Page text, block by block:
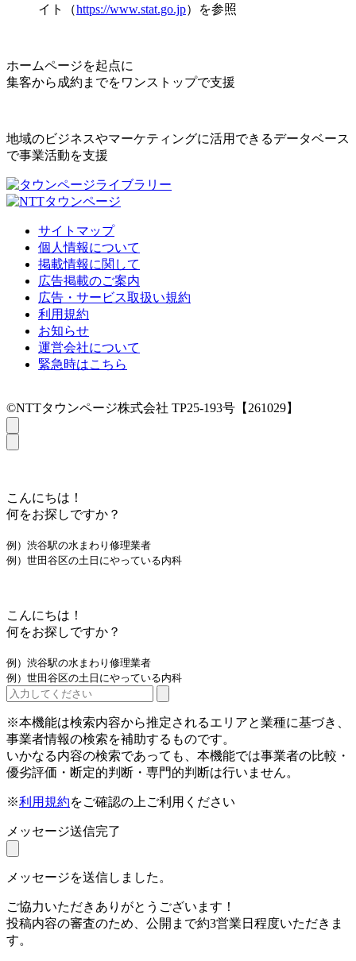
イト（https://www.stat.go.jp）を参照
ホームページを起点に
集客から成約までをワンストップで支援
地域のビジネスやマーケティングに活用できるデータベース
で事業活動を支援
サイトマップ
個人情報について
掲載情報に関して
広告掲載のご案内
広告・サービス取扱い規約
利用規約
お知らせ
運営会社について
緊急時はこちら
©NTTタウンページ株式会社 TP25-193号【261029】
こんにちは！
何をお探しですか？
例）渋谷駅の水まわり修理業者
例）世田谷区の土日にやっている内科
こんにちは！
何をお探しですか？
例）渋谷駅の水まわり修理業者
例）世田谷区の土日にやっている内科
※本機能は検索内容から推定されるエリアと業種に基づき、
事業者情報の検索を補助するものです。
いかなる内容の検索であっても、本機能では事業者の比較・
優劣評価・断定的判断・専門的判断は行いません。
※利用規約をご確認の上ご利用ください
メッセージ送信完了
メッセージを送信しました。
ご協力いただきありがとうございます！
投稿内容の審査のため、公開まで約3営業日程度いただきま
す。